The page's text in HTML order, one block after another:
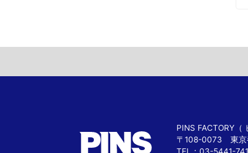
PINS FACTORY（
〒108-0073 東京